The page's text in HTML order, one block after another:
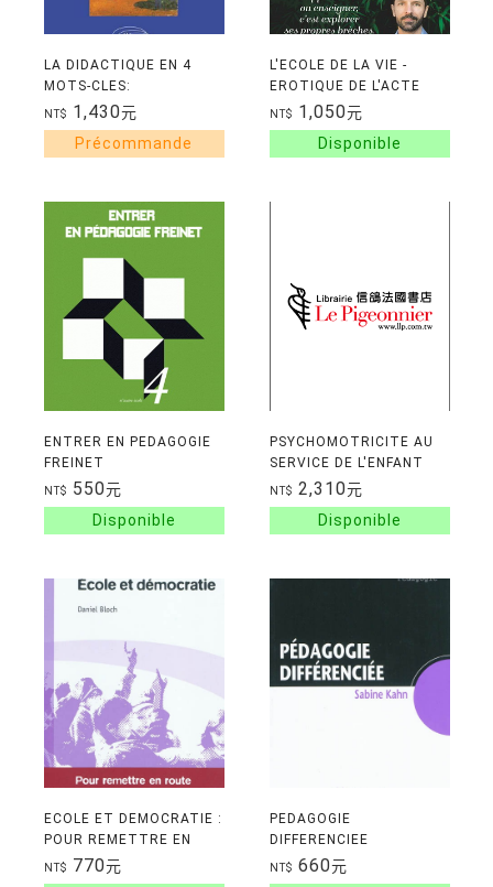
LA DIDACTIQUE EN 4
MOTS-CLES:
COMMUNICATION,
CULTURE,
METHODOLOGIE,
NT$ 1,430元
L'ECOLE DE LA VIE -
EROTIQUE DE L'ACTE
D'APPRENDRE
NT$ 1,050元
ENTRER EN PEDAGOGIE
FREINET
NT$ 550元
PSYCHOMOTRICITE AU
SERVICE DE L'ENFANT
NOTIONS ET
APPLICATIONS
PEDAGOGIQUES
NT$ 2,310元
ECOLE ET DEMOCRATIE :
POUR REMETTRE EN
ROUTE L'ASCENSEUR
ECONOMIQUE ET SOCIAL
NT$ 770元
PEDAGOGIE
DIFFERENCIEE
NT$ 660元